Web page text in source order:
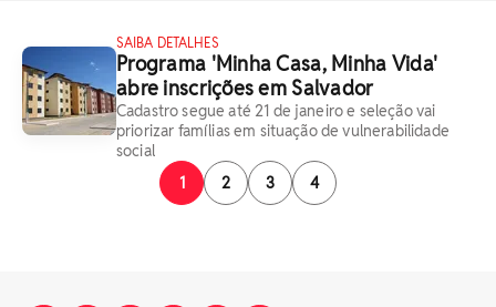
SAIBA DETALHES
Programa 'Minha Casa, Minha Vida'
abre inscrições em Salvador
Cadastro segue até 21 de janeiro e seleção vai
priorizar famílias em situação de vulnerabilidade
social
1
2 3 4